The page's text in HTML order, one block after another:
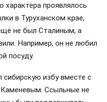
характера проявлялось
в Туруханском крае,
не был Сталиным, а
Например, он не любил
посуду.
избу вместе с
Ссыльные не